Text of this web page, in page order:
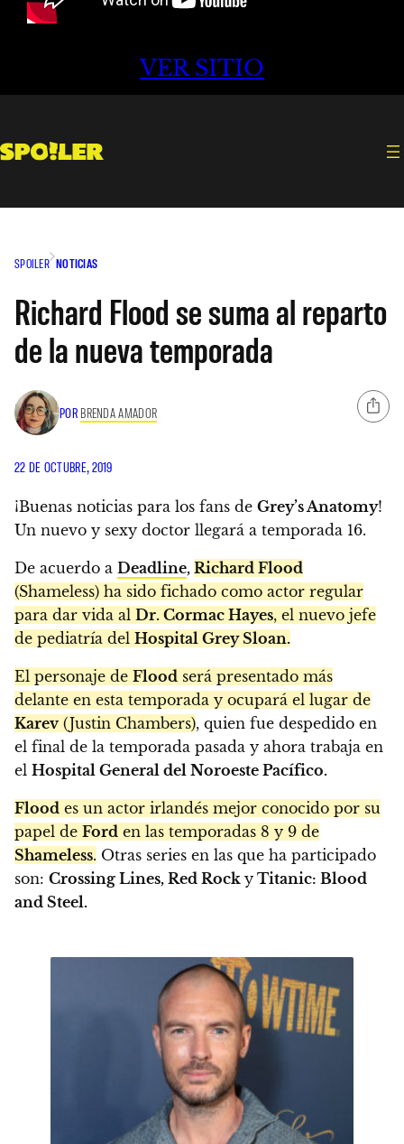
VER SITIO
SPOILER NOTICIAS
Richard Flood se suma al reparto
de la nueva temporada
POR BRENDA AMADOR
22 DE OCTUBRE, 2019
¡Buenas noticias para los fans de Grey’s Anatomy!
Un nuevo y sexy doctor llegará a temporada 16.
De acuerdo a Deadline, Richard Flood
(Shameless) ha sido fichado como actor regular
para dar vida al Dr. Cormac Hayes, el nuevo jefe
de pediatría del Hospital Grey Sloan.
El personaje de Flood será presentado más
delante en esta temporada y ocupará el lugar de
Karev (Justin Chambers), quien fue despedido en
el final de la temporada pasada y ahora trabaja en
el Hospital General del Noroeste Pacífico.
Flood es un actor irlandés mejor conocido por su
papel de Ford en las temporadas 8 y 9 de
Shameless. Otras series en las que ha participado
son: Crossing Lines, Red Rock y Titanic: Blood
and Steel.